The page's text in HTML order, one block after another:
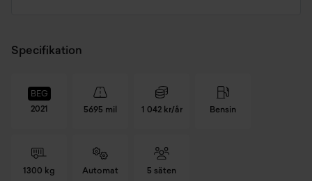
Specifikation
BEG
2021
5695 mil 1 042 kr/år Bensin
1300 kg Automat 5 säten